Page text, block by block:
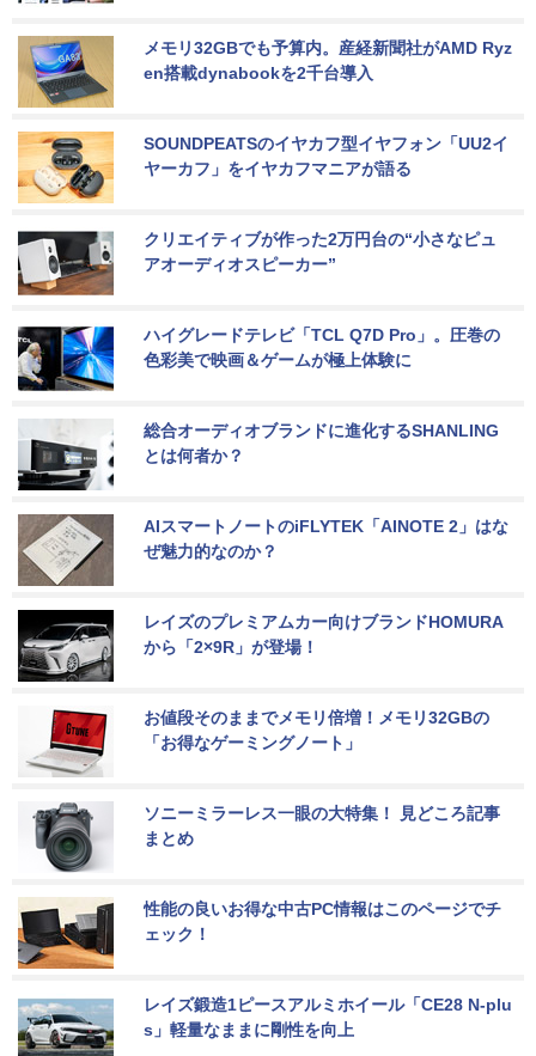
メモリ32GBでも予算内。産経新聞社がAMD Ryz
en搭載dynabookを2千台導入
SOUNDPEATSのイヤカフ型イヤフォン「UU2イ
ヤーカフ」をイヤカフマニアが語る
クリエイティブが作った2万円台の“小さなピュ
アオーディオスピーカー”
ハイグレードテレビ「TCL Q7D Pro」。圧巻の
色彩美で映画＆ゲームが極上体験に
総合オーディオブランドに進化するSHANLING
とは何者か？
AIスマートノートのiFLYTEK「AINOTE 2」はな
ぜ魅力的なのか？
レイズのプレミアムカー向けブランドHOMURA
から「2×9R」が登場！
お値段そのままでメモリ倍増！メモリ32GBの
「お得なゲーミングノート」
ソニーミラーレス一眼の大特集！ 見どころ記事
まとめ
性能の良いお得な中古PC情報はこのページでチ
ェック！
レイズ鍛造1ピースアルミホイール「CE28 N-plu
s」軽量なままに剛性を向上